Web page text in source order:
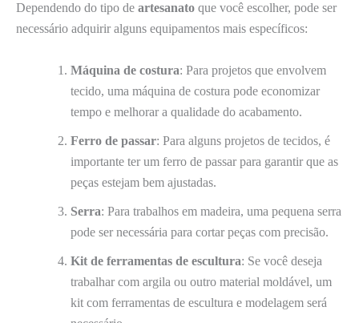
Dependendo do tipo de artesanato que você escolher, pode ser
necessário adquirir alguns equipamentos mais específicos:
Máquina de costura: Para projetos que envolvem
tecido, uma máquina de costura pode economizar
tempo e melhorar a qualidade do acabamento.
Ferro de passar: Para alguns projetos de tecidos, é
importante ter um ferro de passar para garantir que as
peças estejam bem ajustadas.
Serra: Para trabalhos em madeira, uma pequena serra
pode ser necessária para cortar peças com precisão.
Kit de ferramentas de escultura: Se você deseja
trabalhar com argila ou outro material moldável, um
kit com ferramentas de escultura e modelagem será